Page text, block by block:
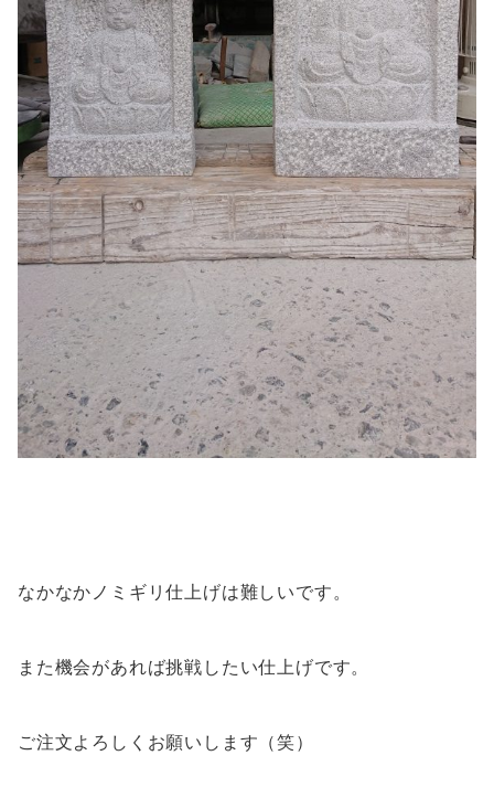
なかなかノミギリ仕上げは難しいです。
また機会があれば挑戦したい仕上げです。
ご注文よろしくお願いします（笑）